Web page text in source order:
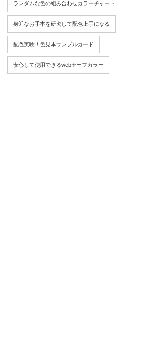
ランダムな色の組み合わせカラーチャート
身近なお手本を研究して配色上手になる
配色実験！色見本サンプルカード
安心して使用できるwebセーフカラー